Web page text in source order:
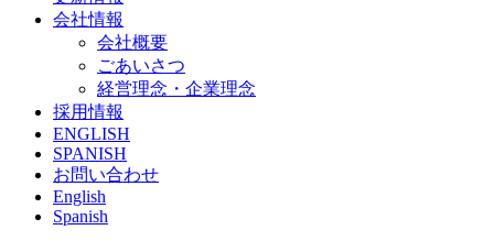
会社情報
会社概要
ごあいさつ
経営理念・企業理念
採用情報
ENGLISH
SPANISH
お問い合わせ
English
Spanish